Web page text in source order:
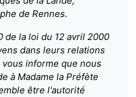
de Rennes.
de la loi du 12 avril 2000
dans leurs relations
informe que nous
à Madame la Préfète
être l'autorité